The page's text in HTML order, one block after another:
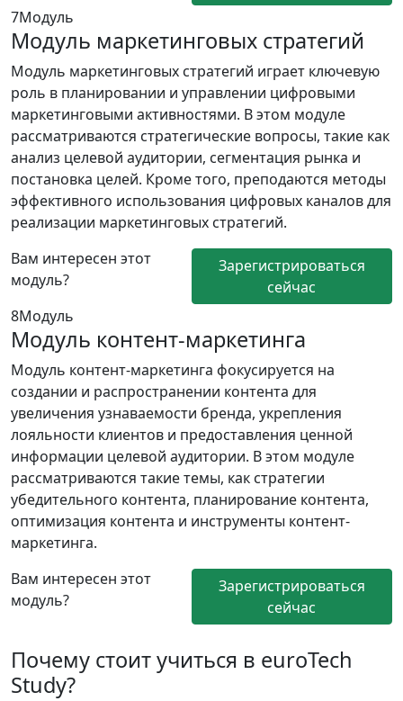
7Модуль
Модуль маркетинговых стратегий
Модуль маркетинговых стратегий играет ключевую
роль в планировании и управлении цифровыми
маркетинговыми активностями. В этом модуле
рассматриваются стратегические вопросы, такие как
анализ целевой аудитории, сегментация рынка и
постановка целей. Кроме того, преподаются методы
эффективного использования цифровых каналов для
реализации маркетинговых стратегий.
Вам интересен этот
модуль?
Зарегистрироваться
сейчас
8Модуль
Модуль контент-маркетинга
Модуль контент-маркетинга фокусируется на
создании и распространении контента для
увеличения узнаваемости бренда, укрепления
лояльности клиентов и предоставления ценной
информации целевой аудитории. В этом модуле
рассматриваются такие темы, как стратегии
убедительного контента, планирование контента,
оптимизация контента и инструменты контент-
маркетинга.
Вам интересен этот
модуль?
Зарегистрироваться
сейчас
Почему стоит учиться в euroTech
Study?